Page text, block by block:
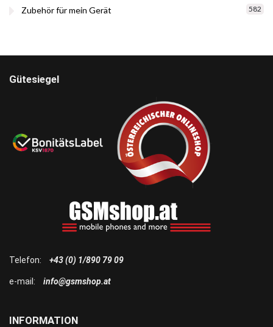
Zubehör für mein Gerät 582
INFORMATION
Telefon: +43 (0) 1/890 79 09
e-mail: info@gsmshop.at
Gütesiegel